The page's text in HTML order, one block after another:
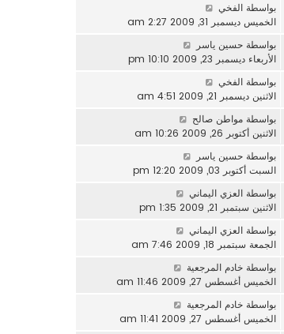
بواسطة الفخي
الخميس ديسمبر 31, 2009 2:27 am
بواسطة حسين ياسر
الأربعاء ديسمبر 23, 2009 10:10 pm
بواسطة الفخي
الاثنين ديسمبر 21, 2009 4:51 am
بواسطة مواطن صالح
الاثنين أكتوبر 26, 2009 10:26 am
بواسطة حسين ياسر
السبت أكتوبر 03, 2009 12:20 pm
بواسطة العزي اليماني
الاثنين سبتمبر 21, 2009 1:35 pm
بواسطة العزي اليماني
الجمعة سبتمبر 18, 2009 7:46 am
بواسطة خادم المرجعية
الخميس أغسطس 27, 2009 11:46 am
بواسطة خادم المرجعية
الخميس أغسطس 27, 2009 11:41 am